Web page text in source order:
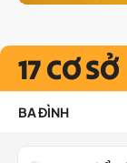
17 CƠ SỞ
BA ĐÌNH